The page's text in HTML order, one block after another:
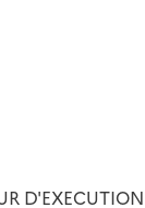
D'EXECUTION